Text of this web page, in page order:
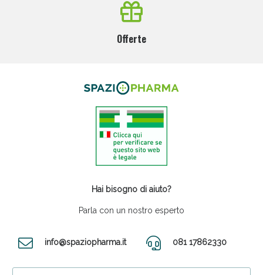
Offerte
Hai bisogno di aiuto?
Parla con un nostro esperto
info@spaziopharma.it 081 17862330